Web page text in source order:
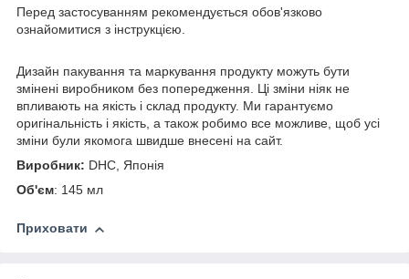
Перед застосуванням рекомендується обов'язково
ознайомитися з інструкцією.
Дизайн пакування та маркування продукту можуть бути
змінені виробником без попередження. Ці зміни ніяк не
впливають на якість і склад продукту. Ми гарантуємо
оригінальність і якість, а також робимо все можливе, щоб усі
зміни були якомога швидше внесені на сайт.
Виробник: DHC, Японія
Об'єм: 145 мл
Приховати